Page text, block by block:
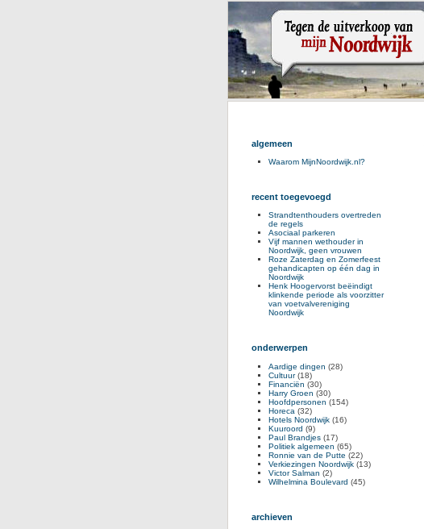
algemeen
Waarom MijnNoordwijk.nl?
recent toegevoegd
Strandtenthouders overtreden
de regels
Asociaal parkeren
Vijf mannen wethouder in
Noordwijk, geen vrouwen
Roze Zaterdag en Zomerfeest
gehandicapten op één dag in
Noordwijk
Henk Hoogervorst beëindigt
klinkende periode als voorzitter
van voetvalvereniging
Noordwijk
onderwerpen
Aardige dingen (28)
Cultuur(18)
Financiën (30)
Harry Groen (30)
Hoofdpersonen (154)
Horeca (32)
Hotels Noordwijk (16)
Kuuroord (9)
Paul Brandjes (17)
Politiek algemeen (65)
Ronnie van de Putte (22)
Verkiezingen Noordwijk (13)
Victor Salman (2)
Wilhelmina Boulevard (45)
archieven